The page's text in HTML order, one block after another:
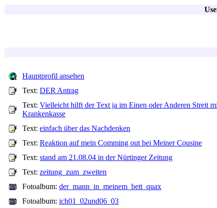
Hauptprofil ansehen
Text: DER Antrag
Text: Vielleicht hilft der Text ja im Einen oder Anderen Streit
Krankenkasse
Text: einfach über das Nachdenken
Text: Reaktion auf mein Comming out bei Meiner Cousine
Text: stand am 21.08.04 in der Nürtinger Zeitung
Text: zeitung_zum_zweiten
Fotoalbum: der_mann_in_meinem_bett_quax
Fotoalbum: ich01_02und06_03